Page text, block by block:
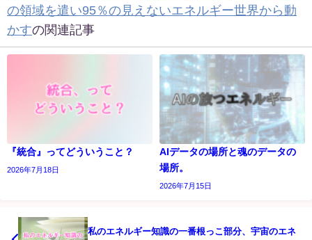
の領域を遣い95％の見えないエネルギー世界から動
かすの関連記事
『統合』ってどういうこと？
2026年7月18日
AIデータの場所と魂のデータの
場所。
2026年7月15日
私のエネルギー知識の一番根っこ部分、宇宙のエネ